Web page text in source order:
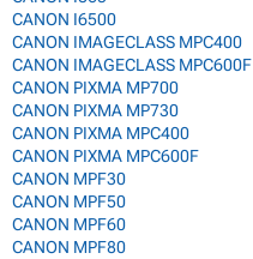
CANON I6500
CANON IMAGECLASS MPC400
CANON IMAGECLASS MPC600F
CANON PIXMA MP700
CANON PIXMA MP730
CANON PIXMA MPC400
CANON PIXMA MPC600F
CANON MPF30
CANON MPF50
CANON MPF60
CANON MPF80